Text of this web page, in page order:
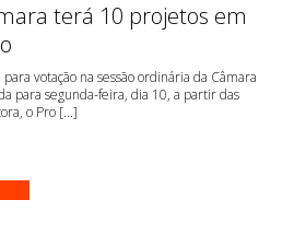
terá 10 projetos em
votação na sessão ordinária da Câmara
para segunda-feira, dia 10, a partir das
o Pro [...]